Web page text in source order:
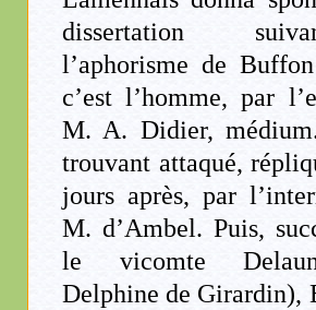
dissertation
l’aphorisme de
c’est l’homme, par
M. A. Didier,
trouvant attaqué,
jours après, par
M. d’Ambel. Puis,
le vicomte
Delphine de Girardin),